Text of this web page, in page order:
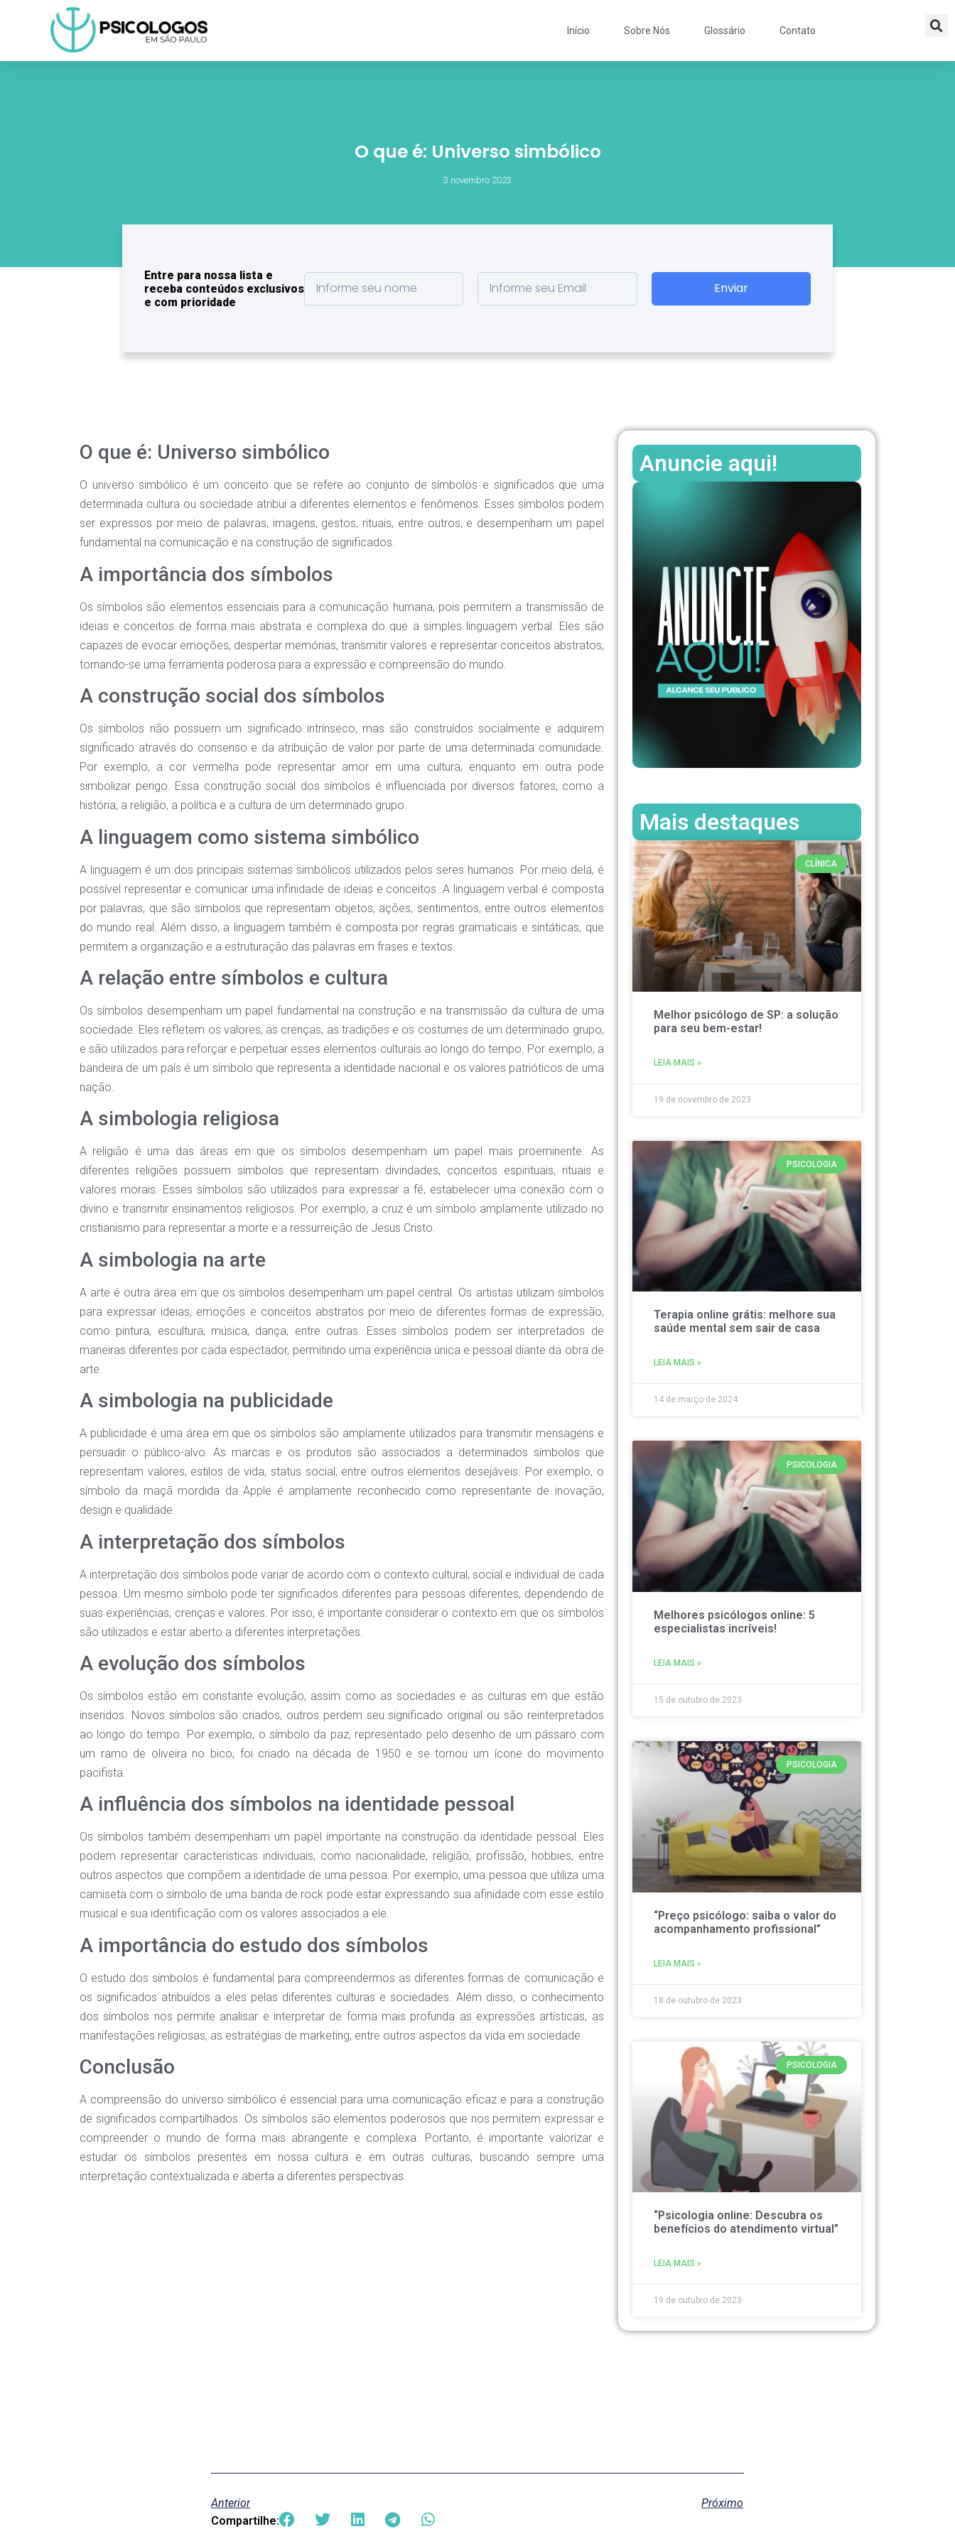
Início Sobre Nós Glossário Contato
O que é: Universo simbólico
3 novembro 2023
Enviar
Entre para nossa lista e
receba conteúdos exclusivos
e com prioridade
O que é: Universo simbólico
O universo simbólico é um conceito que se refere ao conjunto de símbolos e significados que uma
determinada cultura ou sociedade atribui a diferentes elementos e fenômenos. Esses símbolos podem
ser expressos por meio de palavras, imagens, gestos, rituais, entre outros, e desempenham um papel
fundamental na comunicação e na construção de significados.
A importância dos símbolos
Os símbolos são elementos essenciais para a comunicação humana, pois permitem a transmissão de
ideias e conceitos de forma mais abstrata e complexa do que a simples linguagem verbal. Eles são
capazes de evocar emoções, despertar memórias, transmitir valores e representar conceitos abstratos,
tornando-se uma ferramenta poderosa para a expressão e compreensão do mundo.
A construção social dos símbolos
Os símbolos não possuem um significado intrínseco, mas são construídos socialmente e adquirem
significado através do consenso e da atribuição de valor por parte de uma determinada comunidade.
Por exemplo, a cor vermelha pode representar amor em uma cultura, enquanto em outra pode
simbolizar perigo. Essa construção social dos símbolos é influenciada por diversos fatores, como a
história, a religião, a política e a cultura de um determinado grupo.
A linguagem como sistema simbólico
A linguagem é um dos principais sistemas simbólicos utilizados pelos seres humanos. Por meio dela, é
possível representar e comunicar uma infinidade de ideias e conceitos. A linguagem verbal é composta
por palavras, que são símbolos que representam objetos, ações, sentimentos, entre outros elementos
do mundo real. Além disso, a linguagem também é composta por regras gramaticais e sintáticas, que
permitem a organização e a estruturação das palavras em frases e textos.
A relação entre símbolos e cultura
Os símbolos desempenham um papel fundamental na construção e na transmissão da cultura de uma
sociedade. Eles refletem os valores, as crenças, as tradições e os costumes de um determinado grupo,
e são utilizados para reforçar e perpetuar esses elementos culturais ao longo do tempo. Por exemplo, a
bandeira de um país é um símbolo que representa a identidade nacional e os valores patrióticos de uma
nação.
A simbologia religiosa
A religião é uma das áreas em que os símbolos desempenham um papel mais proeminente. As
diferentes religiões possuem símbolos que representam divindades, conceitos espirituais, rituais e
valores morais. Esses símbolos são utilizados para expressar a fé, estabelecer uma conexão com o
divino e transmitir ensinamentos religiosos. Por exemplo, a cruz é um símbolo amplamente utilizado no
cristianismo para representar a morte e a ressurreição de Jesus Cristo.
A simbologia na arte
A arte é outra área em que os símbolos desempenham um papel central. Os artistas utilizam símbolos
para expressar ideias, emoções e conceitos abstratos por meio de diferentes formas de expressão,
como pintura, escultura, música, dança, entre outras. Esses símbolos podem ser interpretados de
maneiras diferentes por cada espectador, permitindo uma experiência única e pessoal diante da obra de
arte.
A simbologia na publicidade
A publicidade é uma área em que os símbolos são amplamente utilizados para transmitir mensagens e
persuadir o público-alvo. As marcas e os produtos são associados a determinados símbolos que
representam valores, estilos de vida, status social, entre outros elementos desejáveis. Por exemplo, o
símbolo da maçã mordida da Apple é amplamente reconhecido como representante de inovação,
design e qualidade.
A interpretação dos símbolos
A interpretação dos símbolos pode variar de acordo com o contexto cultural, social e individual de cada
pessoa. Um mesmo símbolo pode ter significados diferentes para pessoas diferentes, dependendo de
suas experiências, crenças e valores. Por isso, é importante considerar o contexto em que os símbolos
são utilizados e estar aberto a diferentes interpretações.
A evolução dos símbolos
Os símbolos estão em constante evolução, assim como as sociedades e as culturas em que estão
inseridos. Novos símbolos são criados, outros perdem seu significado original ou são reinterpretados
ao longo do tempo. Por exemplo, o símbolo da paz, representado pelo desenho de um pássaro com
um ramo de oliveira no bico, foi criado na década de 1950 e se tornou um ícone do movimento
pacifista.
A influência dos símbolos na identidade pessoal
Os símbolos também desempenham um papel importante na construção da identidade pessoal. Eles
podem representar características individuais, como nacionalidade, religião, profissão, hobbies, entre
outros aspectos que compõem a identidade de uma pessoa. Por exemplo, uma pessoa que utiliza uma
camiseta com o símbolo de uma banda de rock pode estar expressando sua afinidade com esse estilo
musical e sua identificação com os valores associados a ele.
A importância do estudo dos símbolos
O estudo dos símbolos é fundamental para compreendermos as diferentes formas de comunicação e
os significados atribuídos a eles pelas diferentes culturas e sociedades. Além disso, o conhecimento
dos símbolos nos permite analisar e interpretar de forma mais profunda as expressões artísticas, as
manifestações religiosas, as estratégias de marketing, entre outros aspectos da vida em sociedade.
Conclusão
A compreensão do universo simbólico é essencial para uma comunicação eficaz e para a construção
de significados compartilhados. Os símbolos são elementos poderosos que nos permitem expressar e
compreender o mundo de forma mais abrangente e complexa. Portanto, é importante valorizar e
estudar os símbolos presentes em nossa cultura e em outras culturas, buscando sempre uma
interpretação contextualizada e aberta a diferentes perspectivas.
Anuncie aqui!
Mais destaques
CLÍNICA
Melhor psicólogo de SP: a solução
para seu bem-estar!
LEIA MAIS »
19 de novembro de 2023
PSICOLOGIA
Terapia online grátis: melhore sua
saúde mental sem sair de casa
LEIA MAIS »
14 de março de 2024
PSICOLOGIA
Melhores psicólogos online: 5
especialistas incríveis!
LEIA MAIS »
15 de outubro de 2023
PSICOLOGIA
“Preço psicólogo: saiba o valor do
acompanhamento profissional”
LEIA MAIS »
18 de outubro de 2023
PSICOLOGIA
“Psicologia online: Descubra os
benefícios do atendimento virtual”
LEIA MAIS »
19 de outubro de 2023
Anterior
Próximo
Compartilhe: